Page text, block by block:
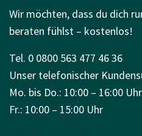
Wir möchten, dass du dich
beraten fühlst – kostenlos!
Tel. 0 0800 563 477 46 36
Unser telefonischer
Mo. bis Do.: 10:00 – 16:00 Uhr
Fr.: 10:00 – 15:00 Uhr